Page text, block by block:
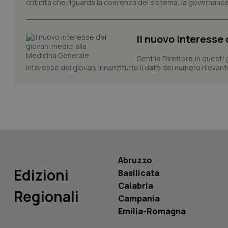
criticità che riguarda la coerenza del sistema, la
Il nuovo
Gentile Direttore,in questi
interesse dei giovani.Innanzitutto il dato del numero
Edizioni
Regionali
Abruzzo
Basilicata
Calabria
Campania
Emilia-Romagna
Nome
Nome
tracking-sites-